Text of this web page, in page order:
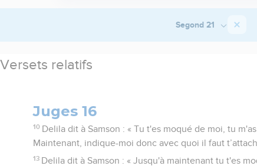
Segond 21
Versets relatifs
Juges 16
10 Delila dit à Samson : « Tu t'es moqué de moi, tu
Maintenant, indique-moi donc avec quoi il faut
13 Delila dit à Samson : « Jusqu'à maintenant tu t'es